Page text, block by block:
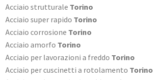
Acciaio strutturale Torino
Acciaio super rapido Torino
Acciaio corrosione Torino
Acciaio amorfo Torino
Acciaio per lavorazioni a freddo Torino
Acciaio per cuscinetti a rotolamento Torino